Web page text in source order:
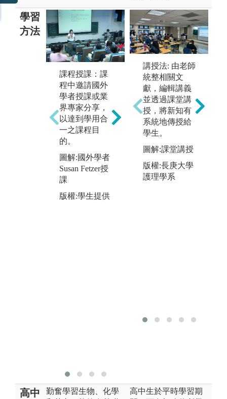
學習
方法
課程授課：課
程中邀請國外
學者授課或業
界專家分享，
以達到學用合
一之課程目
的。
圖解:國外學者
Susan Fetzer授
課
版權:學生提供
技術練習：透
過技術示範教
學，協助學生
認識且理解各
項基本護理技
術的原則、目
藉由模擬病房
之回覆示教增
進技術操作與
講授法: 由老師
統整相關文
獻，編輯講義
並透過課堂講
授，將新知有
系統地傳授給
學生。
圖解:課堂講授
版權:長庚大學
護理學系
高中
勤奮學習生物、化學
高中生於平時學習期